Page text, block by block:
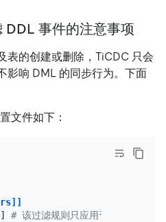
DDL 事件的注意事项
表的创建或删除，TiCDC 只会
影响 DML 的同步行为。下面
文件如下：
] # 该过滤规则只应用于 test 库